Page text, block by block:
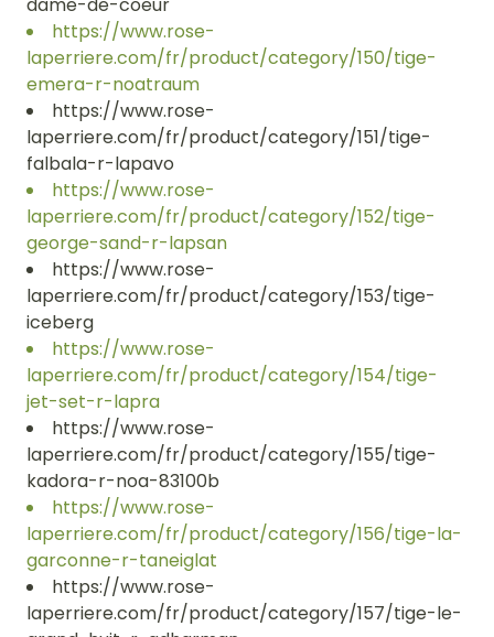
https://www.rose-
laperriere.com/fr/product/category/150/tige-
emera-r-noatraum
https://www.rose-
laperriere.com/fr/product/category/151/tige-
falbala-r-lapavo
https://www.rose-
laperriere.com/fr/product/category/152/tige-
george-sand-r-lapsan
https://www.rose-
laperriere.com/fr/product/category/153/tige-
iceberg
https://www.rose-
laperriere.com/fr/product/category/154/tige-
jet-set-r-lapra
https://www.rose-
laperriere.com/fr/product/category/155/tige-
kadora-r-noa-83100b
https://www.rose-
laperriere.com/fr/product/category/156/tige-la-
garconne-r-taneiglat
https://www.rose-
laperriere.com/fr/product/category/157/tige-le-